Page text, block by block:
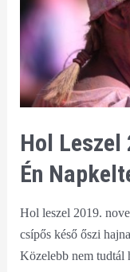
Day!
Hol Leszel
Én
Hol leszel 2019.
csípős késő őszi
Közelebb nem